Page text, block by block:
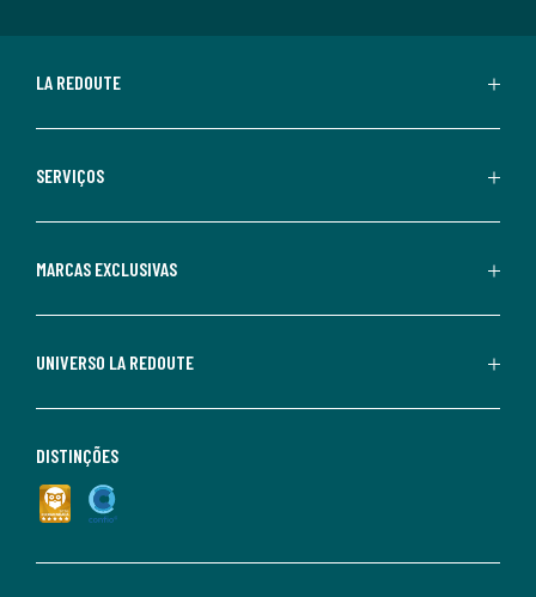
LA REDOUTE
SERVIÇOS
MARCAS EXCLUSIVAS
UNIVERSO LA REDOUTE
DISTINÇÕES